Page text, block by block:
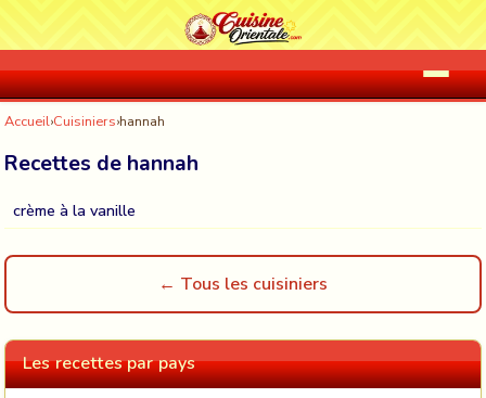
Accueil›Cuisiniers›hannah
Recettes de hannah
crème à la vanille
← Tous les cuisiniers
Les recettes par pays